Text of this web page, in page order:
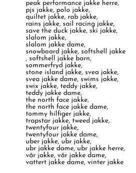
peak performance jakke herre,
pjs jakke, polo jakke,
quiltet jakke, rab jakke,
rains jakke, sail racing jakke,
save the duck jakke, ski jakke,
slalom jakke,
slalom jakke dame,
snowboard jakke, softshell jakke
, softshell jakke barn,
sommerfryd jakke,
stone island jakke, svea jakke,
svea jakke dame, swims jakke,
swix jakke, teddy jakke,
teddy jakke dame,
the north face jakke,
the north face jakke dame,
tommy hilfiger jakke,
trapstar jakke, tweed jakke,
twentyfour jakke,
twentyfour jakke dame,
uber jakke, ubr jakke,
ubr jakke dame, ubr jakke herre,
vår jakke, vår jakke dame,
vattert jakke dame, vinter jakke